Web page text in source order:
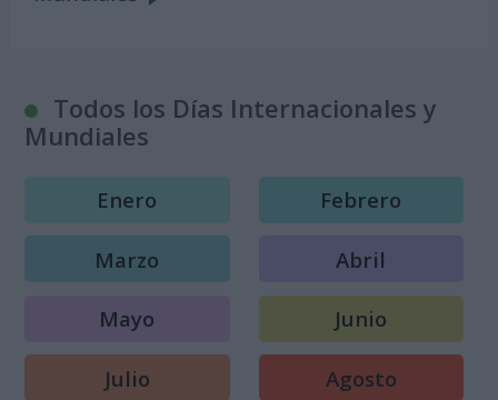
Todos los Días Internacionales y
Mundiales
Enero Febrero
Marzo Abril
Mayo Junio
Julio Agosto